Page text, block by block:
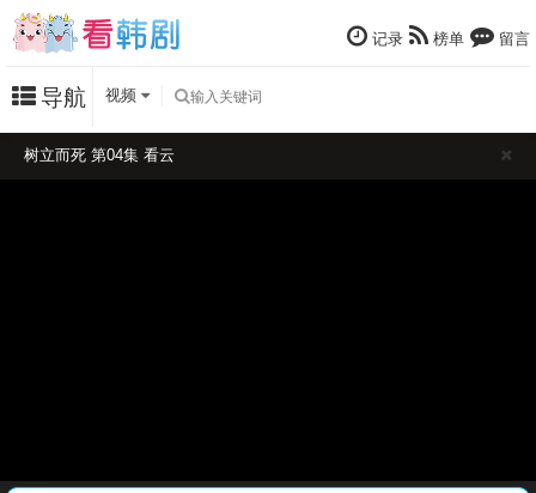
记录 榜单 留言
导航 视频
树立而死 第04集 看云